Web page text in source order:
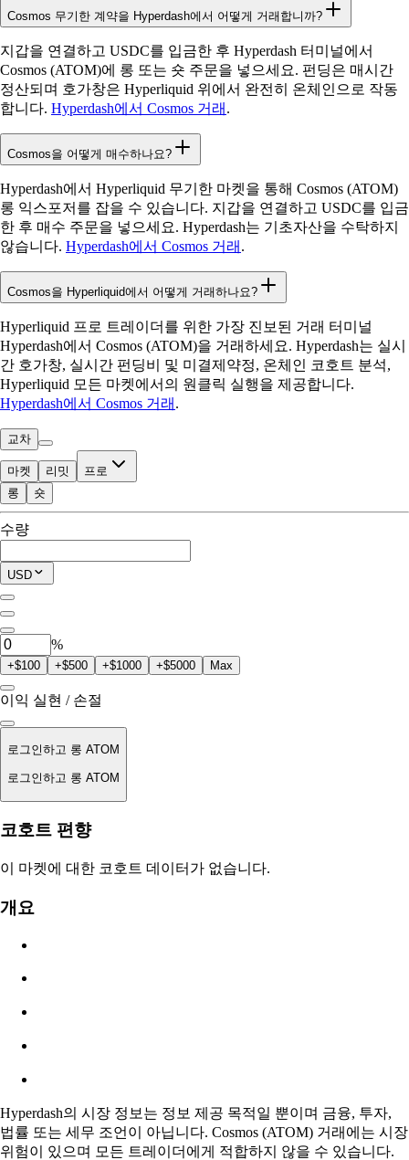
Cosmos 무기한 계약을 Hyperdash에서 어떻게 거래합니까?
지갑을 연결하고 USDC를 입금한 후 Hyperdash 터미널에서
Cosmos (ATOM)에 롱 또는 숏 주문을 넣으세요. 펀딩은 매시간
정산되며 호가창은 Hyperliquid 위에서 완전히 온체인으로 작동
합니다. Hyperdash에서 Cosmos 거래 .
Cosmos을 어떻게 매수하나요?
Hyperdash에서 Hyperliquid 무기한 마켓을 통해 Cosmos (ATOM)
롱 익스포저를 잡을 수 있습니다. 지갑을 연결하고 USDC를 입금
한 후 매수 주문을 넣으세요. Hyperdash는 기초자산을 수탁하지
않습니다. Hyperdash에서 Cosmos 거래 .
Cosmos을 Hyperliquid에서 어떻게 거래하나요?
Hyperliquid 프로 트레이더를 위한 가장 진보된 거래 터미널
Hyperdash에서 Cosmos (ATOM)을 거래하세요. Hyperdash는 실시
간 호가창, 실시간 펀딩비 및 미결제약정, 온체인 코호트 분석,
Hyperliquid 모든 마켓에서의 원클릭 실행을 제공합니다.
Hyperdash에서 Cosmos 거래 .
교차
마켓 리밋 프로
거래 가능
$0.00
현재 포지션
0ATOM
롱 숏
수량
USD
%
+$100 +$500 +$1000 +$5000 Max
이익 실현 / 손절
로그인하고 롱 ATOM
로그인하고 롱 ATOM
청산가
해당 없음
코호트 편향
이 마켓에 대한 코호트 데이터가 없습니다.
개요
Hyperdash의 시장 정보는 정보 제공 목적일 뿐이며 금융, 투자,
법률 또는 세무 조언이 아닙니다. Cosmos (ATOM) 거래에는 시장
위험이 있으며 모든 트레이더에게 적합하지 않을 수 있습니다.